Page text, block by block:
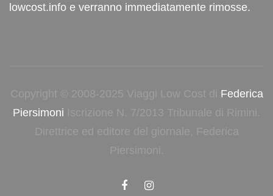
lowcost.info e verranno immediatamente rimosse.
Copyright © 2008-2025 Viaggi Low Cost di Federica
Piersimoni Iscrizione N. 7/2013 Tribunale di Rimini.
Direttrice ed editore del giornale, Federica
Piersimoni.